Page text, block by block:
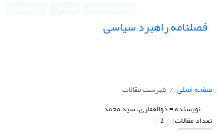
فصلنامه راهبرد سیاسی
صفحه اصلی
فهرست مقالات
نویسنده =ذوالفقاری، سید محمد
تعداد مقالات:
2